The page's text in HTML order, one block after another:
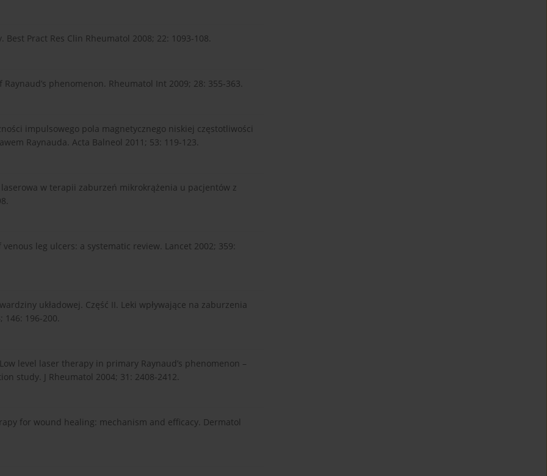
Pract Res Clin Rheumatol 2008; 22: 1093-108.
phenomenon. Rheumatol Int 2009; 28: 355-363.
impulsowego pola magnetycznego niskiej częstotliwości
Raynauda. Acta Balneol 2011; 53: 119-123.
w terapii zaburzeń mikrokrążenia u pacjentów z
leg ulcers: a systematic review. Lancet 2002; 359:
układowej. Część II. Leki wpływające na zaburzenia
146: 196-200.
level laser therapy in primary Raynaud’s phenomenon –
study. J Rheumatol 2004; 31: 2408-2412.
for wound healing: mechanism and efficacy. Dermatol